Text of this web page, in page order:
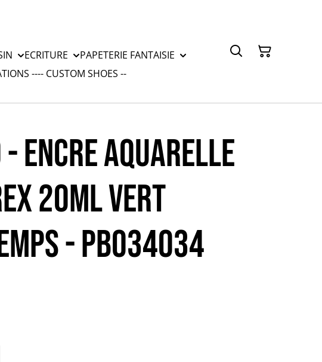
ECRITURE
PAPETERIE FANTAISIE
---- CUSTOM SHOES --
ENCRE AQUARELLE
20mL VERT
- PB034034